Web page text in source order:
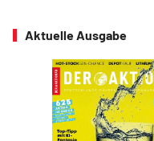
Aktuelle Ausgabe